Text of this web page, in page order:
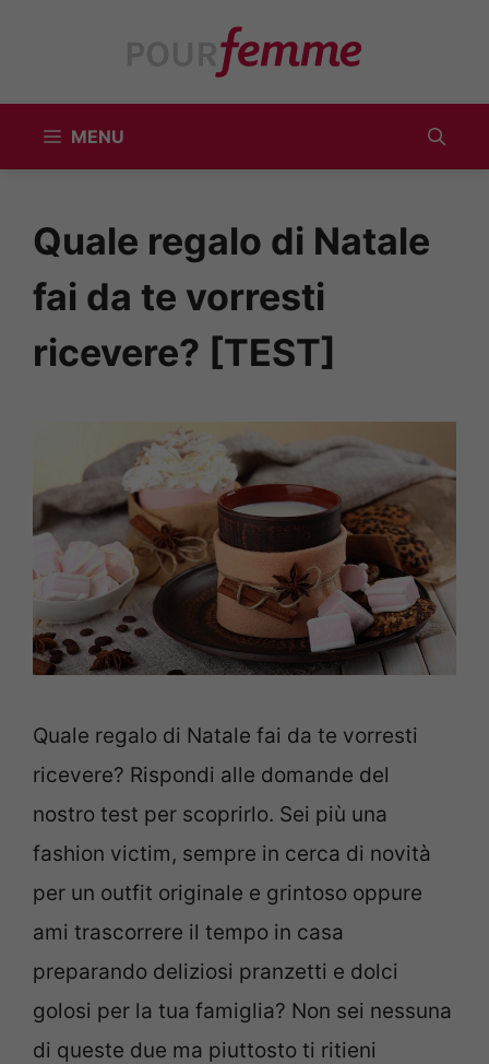
MENU
Quale regalo di Natale
fai da te vorresti
ricevere? [TEST]
Quale regalo di Natale fai da te vorresti
ricevere? Rispondi alle domande del
nostro test per scoprirlo. Sei più una
fashion victim, sempre in cerca di novità
per un outfit originale e grintoso oppure
ami trascorrere il tempo in casa
preparando deliziosi pranzetti e dolci
golosi per la tua famiglia? Non sei nessuna
di queste due ma piuttosto ti ritieni